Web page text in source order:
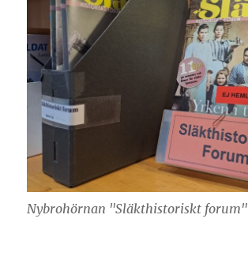
Nybrohörnan "Släkthistoriskt forum"